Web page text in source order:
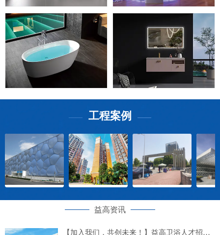
—— 工程案例 ——
益高资讯
【加入我们，共创未来！】益高卫浴人才招募计划正式启动